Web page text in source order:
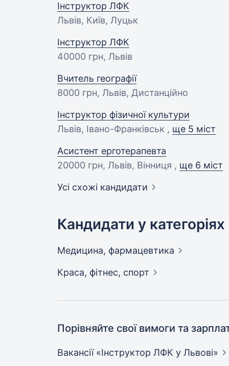
Інструктор ЛФК
Львів, Київ, Луцьк
Інструктор ЛФК
40000 грн, Львів
Вчитель географії
8000 грн, Львів, Дистанційно
Інструктор фізичної культури
Львів, Івано-Франківськ , ще 5 міст
Асистент ерготерапевта
20000 грн, Львів, Вінниця , ще 6 міст
Усі схожі кандидати
Кандидати у категоріях
Медицина, фармацевтика
Краса, фітнес, спорт
Порівняйте свої вимоги та
Вакансії «Інструктор ЛФК у Львові»